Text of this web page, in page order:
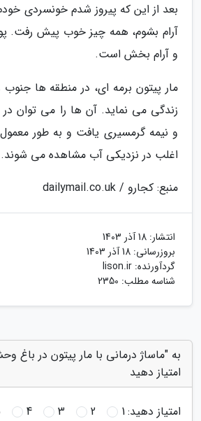
بعد از این که پیروز شدم خونسردی
آرام بشوم، همه چیز خوب پیش رفت.
و آرام بخش است.
مار پیتون برمه ای، در منطقه ها
زندگی می نماید. آن ها را می توان
و نیمه گرمسیری یافت و به طور
اغلب در نزدیکی آب مشاهده می شوند.
منبع: کجارو / dailymail.co.uk
انتشار: 18 آذر 1403
بروزرسانی: 18 آذر 1403
گردآورنده: lison.ir
شناسه مطلب: 2350
به "ماساژ درمانی با مار پیتون در باغ
امتیاز دهید
امتیاز دهید:1
2
3
4